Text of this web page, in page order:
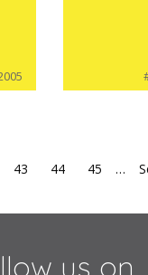
43 44 45 …
us on